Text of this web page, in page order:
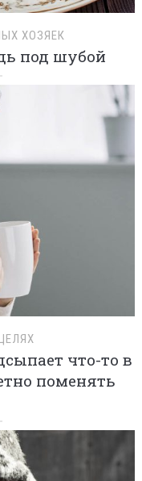
ХОЗЯЕК
под шубой
что-то в
поменять